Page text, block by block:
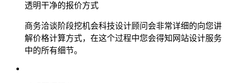
透明干净的报价方式
商务洽谈阶段挖机会科技设计顾问会非常详细的向您讲
解价格计算方式，在这个过程中您会得知网站设计服务
中的所有细节。